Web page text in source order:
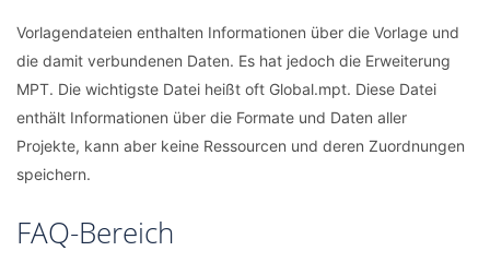
Vorlagendateien enthalten Informationen über die Vorlage und
die damit verbundenen Daten. Es hat jedoch die Erweiterung
MPT. Die wichtigste Datei heißt oft Global.mpt. Diese Datei
enthält Informationen über die Formate und Daten aller
Projekte, kann aber keine Ressourcen und deren Zuordnungen
speichern.
FAQ-Bereich